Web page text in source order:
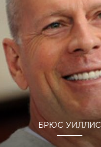
БРЮС УИЛЛИС